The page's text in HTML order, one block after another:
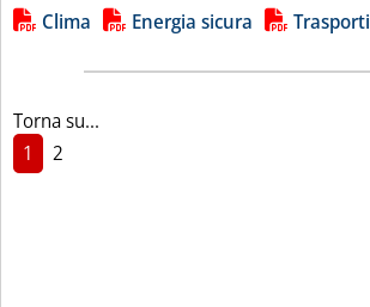
Lista allegati PDF alla notizia
Clima Energia sicura Trasporti
Torna su...
1
2